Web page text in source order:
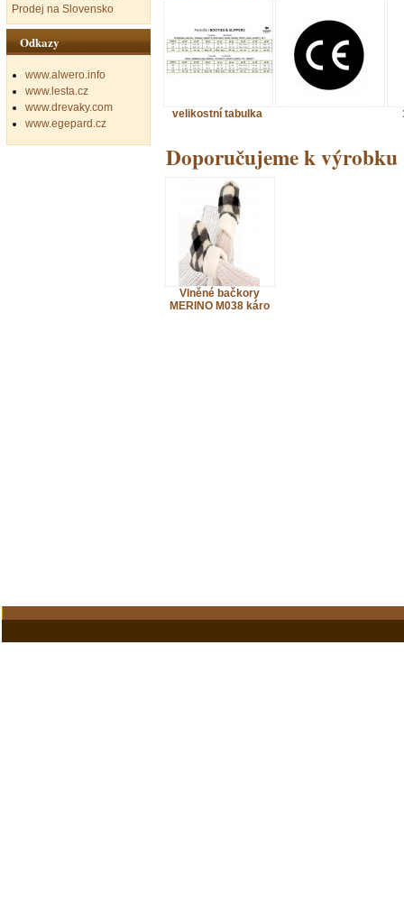
velikostní tabulka
Doporučujeme k výrobku
Vlněné bačkory
MERINO M038 káro
Prodej na Slovensko
Odkazy
www.alwero.info
www.lesta.cz
www.drevaky.com
www.egepard.cz